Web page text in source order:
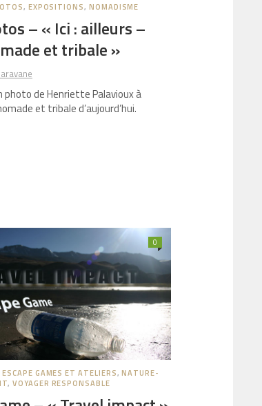
, EXPOSITIONS, NOMADISME
– « Ici : ailleurs –
et tribale »
photo de Henriette Palavioux à
et tribale d’aujourd’hui.
ESCAPE GAMES ET ATELIERS,NATURE-
,VOYAGER RESPONSABLE
0